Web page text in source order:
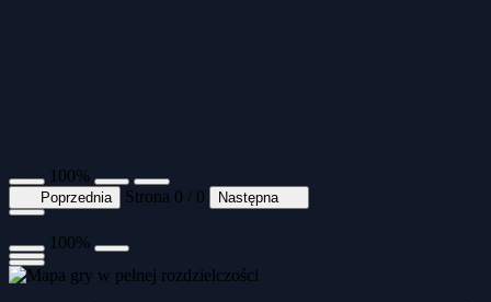
100%
Poprzednia Strona 0 / 0 Następna
100%